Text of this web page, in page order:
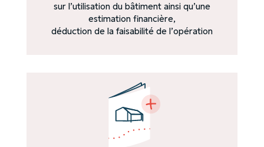
sur l’utilisation du bâtiment ainsi qu’une
estimation financière,
déduction de la faisabilité de l’opération